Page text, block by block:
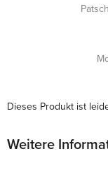
Dieses Produkt ist
Weitere